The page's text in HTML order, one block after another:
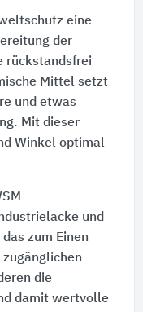
eine
der
rückstandsfrei
Mittel setzt
und etwas
Mit dieser
Winkel optimal
und
zum Einen
die
damit wertvolle